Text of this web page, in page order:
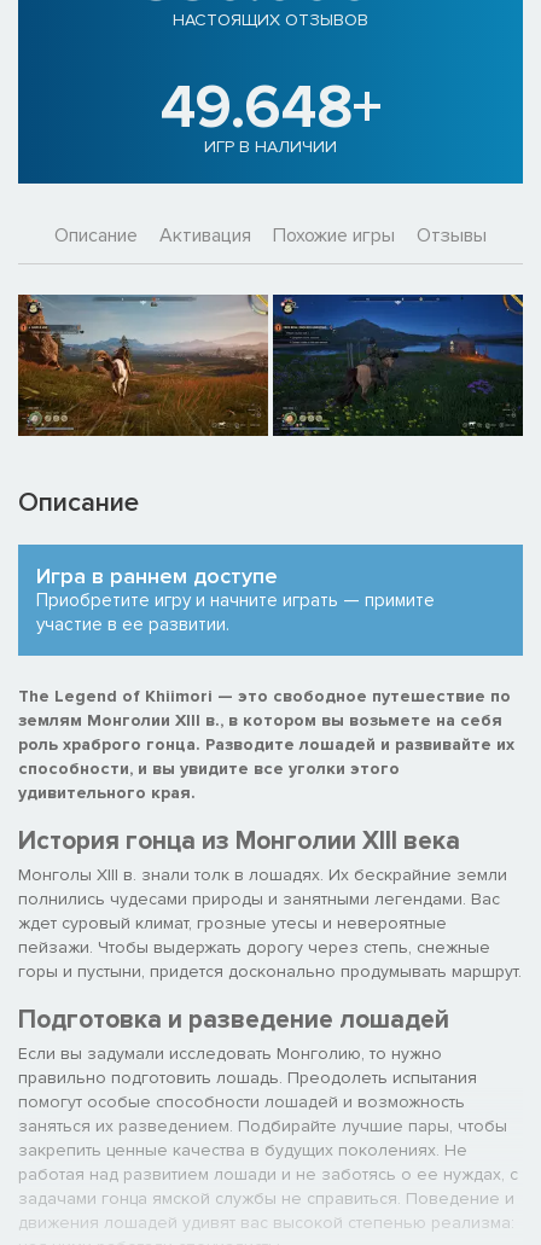
НАСТОЯЩИХ ОТЗЫВОВ
49.648+
ИГР В НАЛИЧИИ
Описание Активация Похожие игры Отзывы
Описание
Игра в раннем доступе
Приобретите игру и начните играть — примите
участие в ее развитии.
The Legend of Khiimori — это свободное путешествие по
землям Монголии XIII в., в котором вы возьмете на себя
роль храброго гонца. Разводите лошадей и развивайте их
способности, и вы увидите все уголки этого
удивительного края.
История гонца из Монголии XIII века
Монголы XIII в. знали толк в лошадях. Их бескрайние земли
полнились чудесами природы и занятными легендами. Вас
ждет суровый климат, грозные утесы и невероятные
пейзажи. Чтобы выдержать дорогу через степь, снежные
горы и пустыни, придется досконально продумывать маршрут.
Подготовка и разведение лошадей
Если вы задумали исследовать Монголию, то нужно
правильно подготовить лошадь. Преодолеть испытания
помогут особые способности лошадей и возможность
заняться их разведением. Подбирайте лучшие пары, чтобы
закрепить ценные качества в будущих поколениях. Не
работая над развитием лошади и не заботясь о ее нуждах, с
задачами гонца ямской службы не справиться. Поведение и
движения лошадей удивят вас высокой степенью реализма: